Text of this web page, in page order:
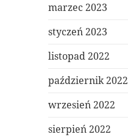
marzec 2023
styczeń 2023
listopad 2022
październik 2022
wrzesień 2022
sierpień 2022